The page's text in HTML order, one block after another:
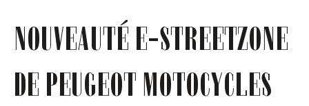
NOUVEAUTÉ E-STREETZONE
DE PEUGEOT MOTOCYCLES